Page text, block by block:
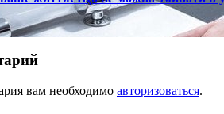
вам необходимо авторизоваться.